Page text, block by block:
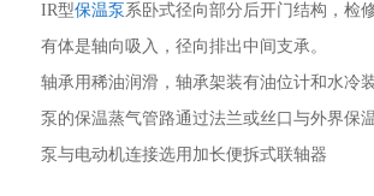
IR型保温泵 系卧式径向部分后开门结构，检
有体是轴向吸入，径向排出中间支承。
轴承用稀油润滑，轴承架装有油位计和水冷装
泵的保温蒸气管路通过法兰或丝口与外界保
泵与电动机连接选用加长便拆式联轴器